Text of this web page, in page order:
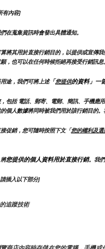
有內容]
在蒐集資訊時會發出具體通知。
將其用於直接行銷目的，以提供或宣傳
，也可以在任何時候拒絕再接受行銷訊息
途，我們可將上述「您提供的資料」一
包括 電話、郵寄、電郵、簡訊、手機
個人數據將同時被我們用於該行銷目的
促銷，您可隨時按照下文「您的權利及選
您提供的個人資料用於直接行銷。我
插入以下部分]
追蹤技術